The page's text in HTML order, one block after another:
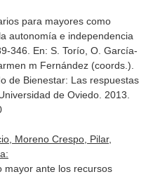
para mayores como
autonomía e independencia
346. En: S. Torío, O. García-
m Fernández (coords.).
de Bienestar: Las respuestas
de Oviedo. 2013.
Moreno Crespo, Pilar,
mayor ante los recursos